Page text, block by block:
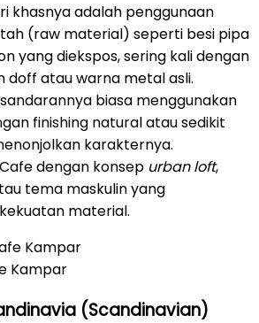
khasnya adalah penggunaan
(raw material) seperti besi pipa
yang diekspos, sering kali dengan
doff atau warna metal asli.
biasa menggunakan
finishing natural atau sedikit
karakternya.
Cafe dengan konsep urban loft,
tema maskulin yang
material.
Kampar
(Scandinavian)